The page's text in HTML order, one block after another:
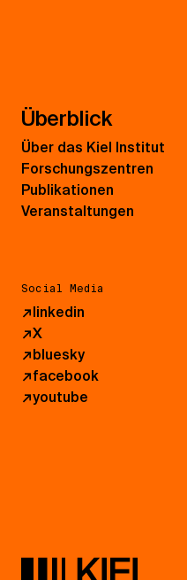
Überblick
Über das Kiel Institut
Forschungszentren
Publikationen
Veranstaltungen
Social Media
↗linkedin
↗X
↗bluesky
↗facebook
↗youtube